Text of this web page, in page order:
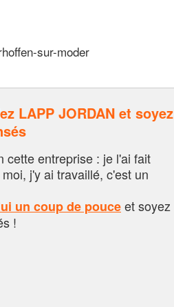
sur-moder
LAPP JORDAN et soyez
cette entreprise : je l'ai fait
j'y ai travaillé, c'est un
un coup de pouceet soyez
!